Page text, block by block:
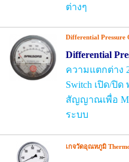
ต่างๆ
Differential Pressure
Differential
ความแตกต่าง
Switch เปิด/ปิด
สัญญาณเพื่อ
ระบบ
เกจวัดอุณหภูมิ